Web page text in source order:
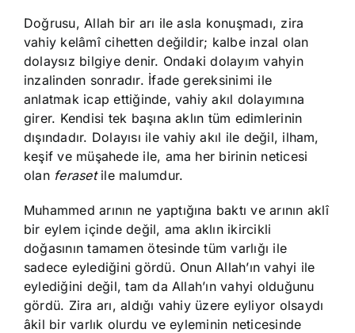
Doğrusu, Allah bir arı ile asla konuşmadı, zira
vahiy kelâmî cihetten değildir; kalbe inzal olan
dolaysız bilgiye denir. Ondaki dolayım vahyin
inzalinden sonradır. İfade gereksinimi ile
anlatmak icap ettiğinde, vahiy akıl dolayımına
girer. Kendisi tek başına aklın tüm edimlerinin
dışındadır. Dolayısı ile vahiy akıl ile değil, ilham,
keşif ve müşahede ile, ama her birinin neticesi
olan ferasetile malumdur.
Muhammed arının ne yaptığına baktı ve arının aklî
bir eylem içinde değil, ama aklın ikircikli
doğasının tamamen ötesinde tüm varlığı ile
sadece eylediğini gördü. Onun Allah’ın vahyi ile
eylediğini değil, tam da Allah’ın vahyi olduğunu
gördü. Zira arı, aldığı vahiy üzere eyliyor olsaydı
âkil bir varlık olurdu ve eyleminin neticesinde